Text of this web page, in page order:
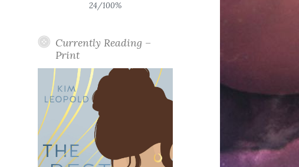
24/100%
Currently Reading –
Print